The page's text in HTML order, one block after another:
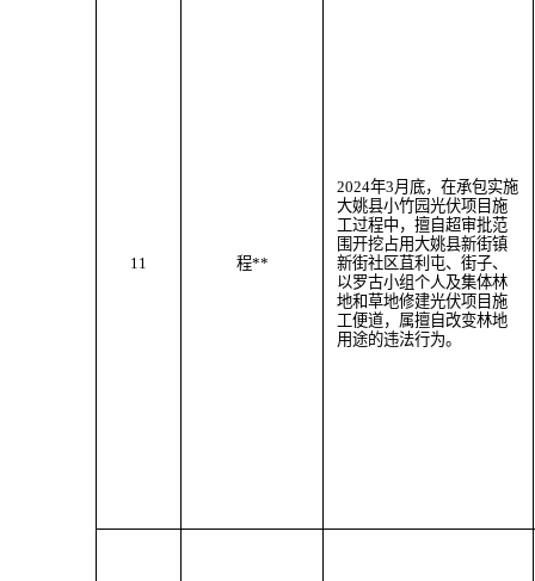
11 程**
2024年3月 底， 在承包实施
大姚县小竹园光伏项目施
工过程中， 擅自超审批范
围开挖占用大姚县新街镇
新街社区苴利屯、街子、
以罗古小组个人及集体林
地和草地修建光伏项目施
工便道，属擅自改变林地
用途的违法行为。